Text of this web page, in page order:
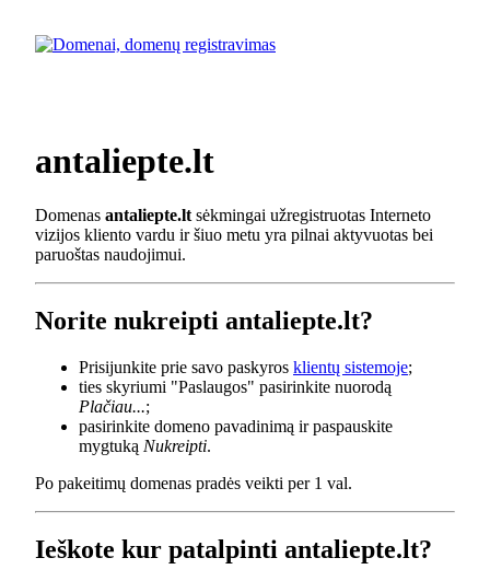
antaliepte.lt
Domenas antaliepte.lt sėkmingai užregistruotas Interneto
vizijos kliento vardu ir šiuo metu yra pilnai aktyvuotas bei
paruoštas naudojimui.
Norite nukreipti antaliepte.lt?
Prisijunkite prie savo paskyros klientų sistemoje;
ties skyriumi "Paslaugos" pasirinkite nuorodą
Plačiau...;
pasirinkite domeno pavadinimą ir paspauskite
mygtuką Nukreipti.
Po pakeitimų domenas pradės veikti per 1 val.
Ieškote kur patalpinti antaliepte.lt?